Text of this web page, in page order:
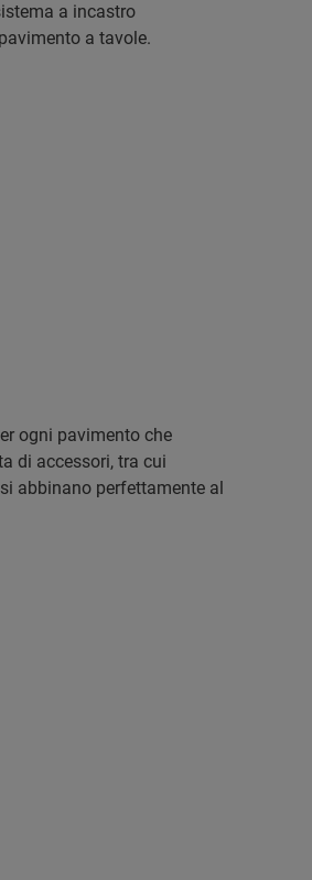
a incastro
a tavole.
ogni pavimento che
di accessori, tra cui
abbinano perfettamente al